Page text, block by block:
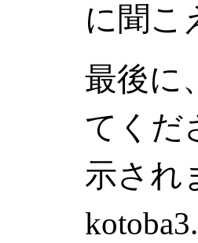
に聞こ
最後に
てくだ
示され